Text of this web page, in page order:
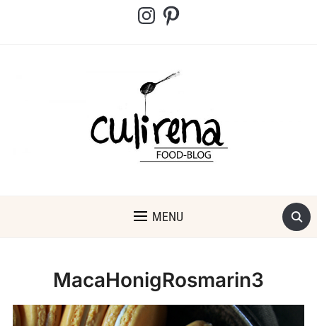
InstagramPinterest
MENU
MacaHonigRosmarin3